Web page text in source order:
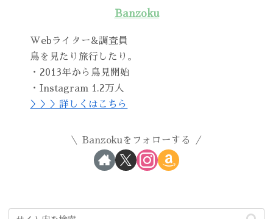
Banzoku
Webライター&調査員
鳥を見たり旅行したり。
・2013年から鳥見開始
・Instagram 1.2万人
＞＞＞詳しくはこちら
Banzokuをフォローする